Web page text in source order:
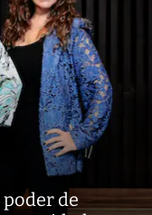
poder de